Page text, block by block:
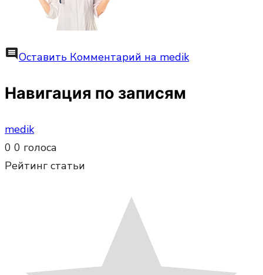
commentОставить Комментарий на medik
Навигация по записям
medik
0 0 голоса
Рейтинг статьи